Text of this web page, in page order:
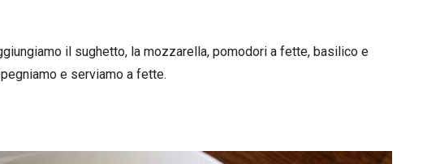
il sughetto, la mozzarella, pomodori a fette, basilico e
e serviamo a fette.